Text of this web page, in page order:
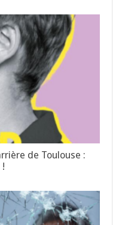
de Toulouse :